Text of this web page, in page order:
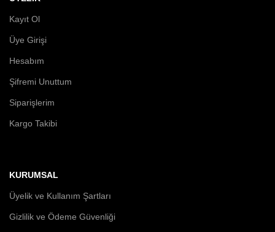
Kayıt Ol
Üye Girişi
Hesabım
Şifremi Unuttum
Siparişlerim
Kargo Takibi
KURUMSAL
Üyelik ve Kullanım Şartları
Gizlilik ve Ödeme Güvenliği